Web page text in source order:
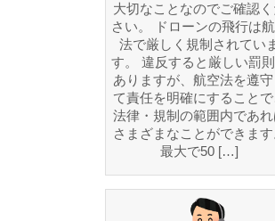
大切なことなのでご確認
さい。 ドローンの飛行は
法で厳しく規制されてい
す。 違反すると厳しい罰
ありますが、航空法を遵守
て責任を明確にすることで
法律・規制の範囲内であ
さまざまなことができます
最大で50 […]